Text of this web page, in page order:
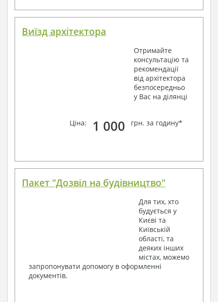
Виїзд архітектора
Отримайте
консультацію та
рекомендації
від архітектора
безпосередньо
у Вас на ділянці
Ціна: 1 000 грн. за годину*
Пакет "Дозвіл на будівництво"
Для тих, хто
будується у
Києві та
Київській
області, та
деяких інших
містах, можемо
запропонувати допомогу в оформленні
документів.